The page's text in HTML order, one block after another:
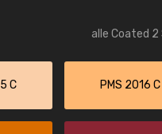
alle Coated 2
C PMS 2016 C